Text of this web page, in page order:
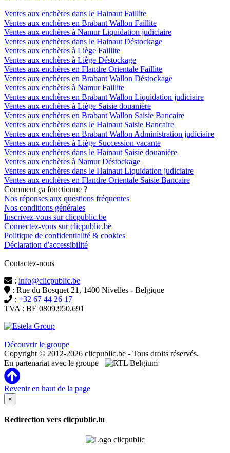
Ventes aux enchères dans le Hainaut Faillite
Ventes aux enchères en Brabant Wallon Faillite
Ventes aux enchères à Namur Liquidation judiciaire
Ventes aux enchères dans le Hainaut Déstockage
Ventes aux enchères à Liège Faillite
Ventes aux enchères à Liège Déstockage
Ventes aux enchères en Flandre Orientale Faillite
Ventes aux enchères en Brabant Wallon Déstockage
Ventes aux enchères à Namur Faillite
Ventes aux enchères en Brabant Wallon Liquidation judiciaire
Ventes aux enchères à Liège Saisie douanière
Ventes aux enchères en Brabant Wallon Saisie Bancaire
Ventes aux enchères dans le Hainaut Saisie Bancaire
Ventes aux enchères en Brabant Wallon Administration judiciaire
Ventes aux enchères à Liège Succession vacante
Ventes aux enchères dans le Hainaut Saisie douanière
Ventes aux enchères à Namur Déstockage
Ventes aux enchères dans le Hainaut Liquidation judiciaire
Ventes aux enchères en Flandre Orientale Saisie Bancaire
Comment ça fonctionne ?
Nos réponses aux questions fréquentes
Nos conditions générales
Inscrivez-vous sur clicpublic.be
Connectez-vous sur clicpublic.be
Politique de confidentialité & cookies
Déclaration d'accessibilité
Contactez-nous
: info@clicpublic.be
: Rue du Bosquet 21, 1400 Nivelles - Belgique
: +32 67 44 26 17
TVA : BE 0809.950.691
Découvrir le groupe
Copyright © 2012-2026 clicpublic.be - Tous droits réservés.
En partenariat avec le groupe
Revenir en haut de la page
×
Redirection vers clicpublic.lu